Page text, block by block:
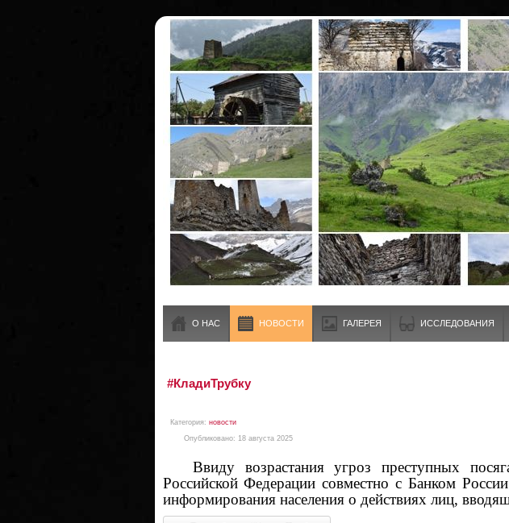
О НАС НОВОСТИ ГАЛЕРЕЯ ИССЛЕДОВАНИЯ
#КладиТрубку
Категория: новости
Опубликовано: 18 августа 2025
Ввиду возрастания угроз преступных
Российской Федерации совместно с Банком
информирования населения о действиях лиц,